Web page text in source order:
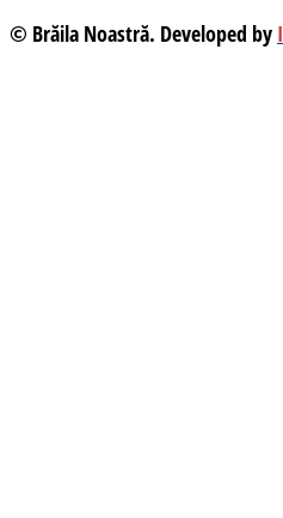
© Brăila Noastră. Developed by I